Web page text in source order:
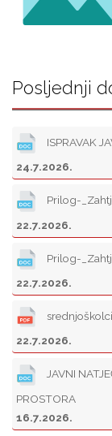
Posljednji
ISPRAVAK
24.7.2026.
Prilog-
22.7.2026.
Prilog-
22.7.2026.
22.7.2026.
JAVNI
PROSTORA
16.7.2026.